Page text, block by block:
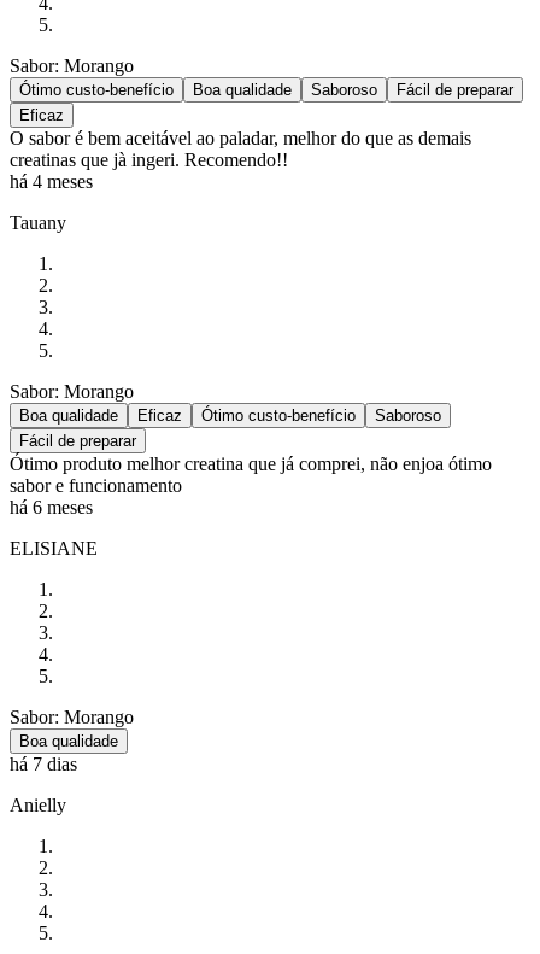
Sabor: Morango
Ótimo custo-benefício Boa qualidade Saboroso
Fácil de preparar
Eficaz
O sabor é bem aceitável ao paladar, melhor do que as demais
creatinas que jà ingeri. Recomendo!!
há 4 meses
Tauany
Sabor: Morango
Boa qualidade Eficaz Ótimo custo-benefício
Saboroso
Fácil de preparar
Ótimo produto melhor creatina que já comprei, não enjoa ótimo
sabor e funcionamento
há 6 meses
ELISIANE
Sabor: Morango
Boa qualidade
há 7 dias
Anielly